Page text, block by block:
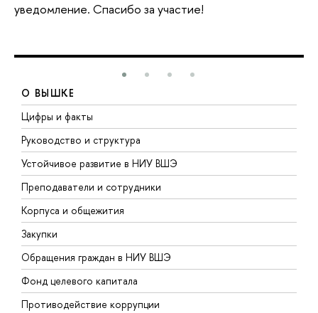
уведомление. Спасибо за участие!
О ВЫШКЕ
Цифры и факты
Руководство и структура
Устойчивое развитие в НИУ ВШЭ
Преподаватели и сотрудники
Корпуса и общежития
Закупки
Обращения граждан в НИУ ВШЭ
Фонд целевого капитала
Противодействие коррупции